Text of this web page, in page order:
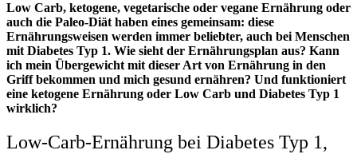
Low Carb, ketogene, vegetarische oder vegane Ernährung oder
auch die Paleo-Diät haben eines gemeinsam: diese
Ernährungsweisen werden immer beliebter, auch bei Menschen
mit Diabetes Typ 1. Wie sieht der Ernährungsplan aus? Kann
ich mein Übergewicht mit dieser Art von Ernährung in den
Griff bekommen und mich gesund ernähren? Und funktioniert
eine ketogene Ernährung oder Low Carb und Diabetes Typ 1
wirklich?
Low-Carb-Ernährung bei Diabetes Typ 1,